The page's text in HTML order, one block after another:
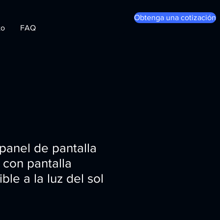
FAQ
Obtenga una cotización
de pantalla
pantalla
a la luz del sol